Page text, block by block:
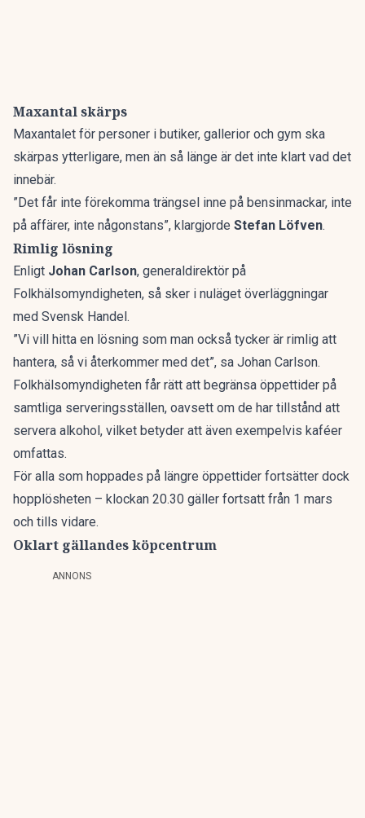
Maxantal skärps
Maxantalet för personer i butiker, gallerior och gym ska
skärpas ytterligare, men än så länge är det inte klart vad det
innebär.
”Det får inte förekomma trängsel inne på bensinmackar, inte
på affärer, inte någonstans”, klargjorde Stefan Löfven.
Rimlig lösning
Enligt Johan Carlson, generaldirektör på
Folkhälsomyndigheten, så sker i nuläget överläggningar
med Svensk Handel.
”Vi vill hitta en lösning som man också tycker är rimlig att
hantera, så vi återkommer med det”, sa Johan Carlson.
Folkhälsomyndigheten får rätt att begränsa öppettider på
samtliga serveringsställen, oavsett om de har tillstånd att
servera alkohol, vilket betyder att även exempelvis kaféer
omfattas.
För alla som hoppades på längre öppettider fortsätter dock
hopplösheten – klockan 20.30 gäller fortsatt från 1 mars
och tills vidare.
Oklart gällandes köpcentrum
ANNONS